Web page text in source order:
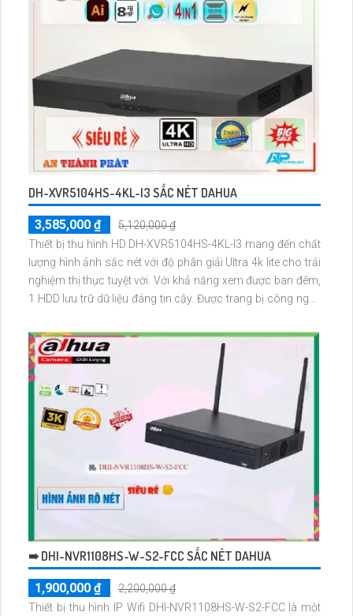
DH-XVR5104HS-4KL-I3 SẮC NÉT DAHUA
3,585,000 ₫
5,120,000 ₫
Thiết bị thu hình HD DH-XVR5104HS-4KL-I3 mang đến chất
lượng hình ảnh sắc nét với độ phân giải Ultra 4k lite cho trải
nghiệm thị thực tuyệt vời. Với khả năng xem được ban đêm,
1 HDD lưu trữ dữ liệu đáng tin cậy. Được trang bị công nghệ
trợ camera IP giá rẻ cho các công trình nhỏ
➠ DHI-NVR1108HS-W-S2-FCC SẮC NÉT DAHUA
1,900,000 ₫
2,200,000 ₫
Thiết bị thu hình IP Wifi DHI-NVR1108HS-W-S2-FCC là một